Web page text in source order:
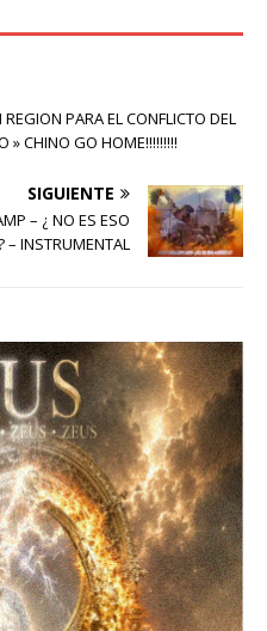
PARA EL CONFLICTO DEL
» CHINO GO HOME!!!!!!!!!
SIGUIENTE
– ¿ NO ES ESO
– INSTRUMENTAL